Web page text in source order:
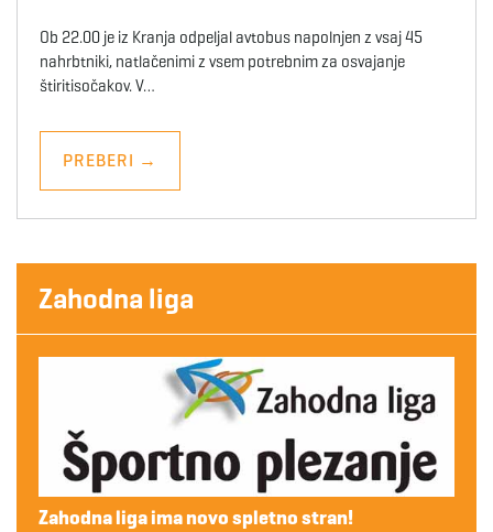
Ob 22.00 je iz Kranja odpeljal avtobus napolnjen z vsaj 45
nahrbtniki, natlačenimi z vsem potrebnim za osvajanje
štiritisočakov. V…
PREBERI →
Zahodna liga
Zahodna liga ima novo spletno stran!